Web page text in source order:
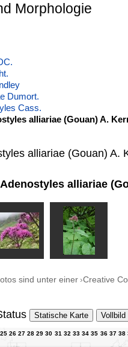
Morphologie
Dumort.
Cass.
alliariae (Gouan) A.
alliariae (Gouan) A.
alliariae
sind unter einer Creative
Statische Karte Vollbild